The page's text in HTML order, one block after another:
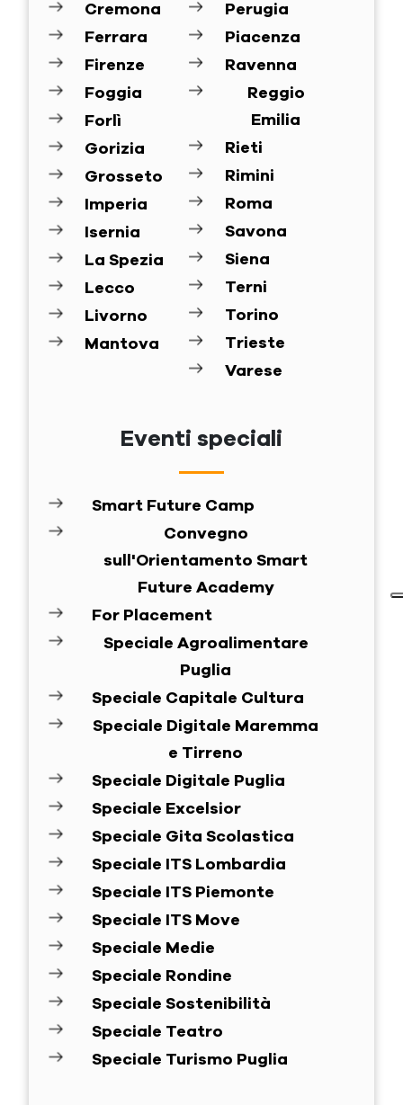
Cremona
Ferrara
Firenze
Foggia
Forlì
Gorizia
Grosseto
Imperia
Isernia
La Spezia
Lecco
Livorno
Mantova
Perugia
Piacenza
Ravenna
Reggio
Emilia
Rieti
Rimini
Roma
Savona
Siena
Terni
Torino
Trieste
Varese
Eventi speciali
Smart Future Camp
Convegno
sull'Orientamento Smart
Future Academy
For Placement
Speciale Agroalimentare
Puglia
Speciale Capitale Cultura
Speciale Digitale Maremma
e Tirreno
Speciale Digitale Puglia
Speciale Excelsior
Speciale Gita Scolastica
Speciale ITS Lombardia
Speciale ITS Piemonte
Speciale ITS Move
Speciale Medie
Speciale Rondine
Speciale Sostenibilità
Speciale Teatro
Speciale Turismo Puglia